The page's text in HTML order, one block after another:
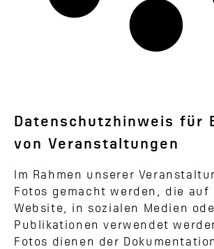
Datenschutzhinweis für
von Veranstaltungen
Im Rahmen unserer
Fotos gemacht werden, die auf
Website, in sozialen Medien
Publikationen verwendet
Fotos dienen der